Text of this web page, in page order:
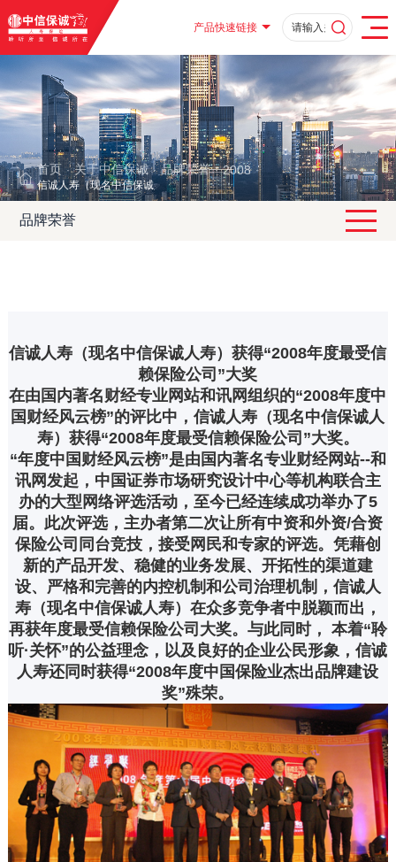
产品快速链接
首页 · 关于中信保诚 · 品牌荣誉 · 2008 ·
信诚人寿（现名中信保诚人寿）获得“2008年度最受信赖保险公司”大奖
品牌荣誉
信诚人寿（现名中信保诚人寿）获得“2008年度最受信
赖保险公司”大奖
在由国内著名财经专业网站和讯网组织的“2008年度中
国财经风云榜”的评比中，信诚人寿（现名中信保诚人
寿）获得“2008年度最受信赖保险公司”大奖。
“年度中国财经风云榜”是由国内著名专业财经网站--和
讯网发起，中国证券市场研究设计中心等机构联合主
办的大型网络评选活动，至今已经连续成功举办了5
届。此次评选，主办者第二次让所有中资和外资/合资
保险公司同台竞技，接受网民和专家的评选。凭藉创
新的产品开发、稳健的业务发展、开拓性的渠道建
设、严格和完善的内控机制和公司治理机制，信诚人
寿（现名中信保诚人寿）在众多竞争者中脱颖而出，
再获年度最受信赖保险公司大奖。与此同时， 本着“聆
听·关怀”的公益理念，以及良好的企业公民形象，信诚
人寿还同时获得“2008年度中国保险业杰出品牌建设
奖”殊荣。